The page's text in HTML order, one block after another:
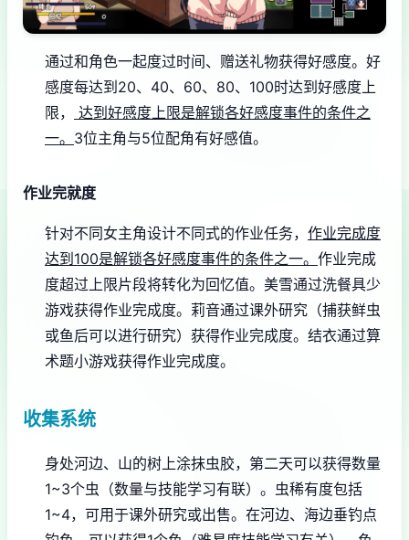
通过和角色一起度过时间、赠送礼物获得好感度。 好
感度每达到20、40、60、80、100时达到好感度上
限，
达到好感度上限是解锁各好感度事件的条件之
一。 3位主角与5位配角有好感值。
作业完就度
针对不同女主角设计不同式的作业任务， 作业完成度
达到100是解锁各好感度事件的条件之一。 作业完成
度超过上限片段将转化为回忆值。 美雪通过洗餐具少
游戏获得作业完成度。 莉音通过课外研究（捕获鲜虫
或鱼后可以进行研究）获得作业完成度。 结衣通过算
术题小游戏获得作业完成度。
收集系统
身处河边、山的树上涂抹虫胶，第二天可以获得数量
1~3个虫（数量与技能学习有联）。虫稀有度包括
1~4，可用于课外研究或出售。 在河边、海边垂钓点